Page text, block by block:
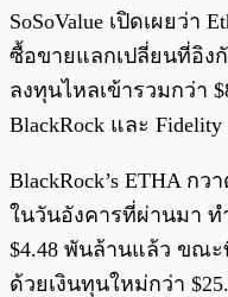
SoSoValue เปิดเผยว่า
ซื้อขายแลกเปลี่ยนที่อิง
ลงทุนไหลเข้ารวมกว่า
BlackRock และ
BlackRock’s ETHA ก
ในวันอังคารที่ผ่านมา
$4.48 พันล้านแล้ว ขณะ
ด้วยเงินทุนใหม่กว่า